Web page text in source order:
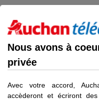
Skip
main
content Gérer une suspension
Avoir des
la
Nous avons à
privée
Avec votre accord,
accèderont et écriront